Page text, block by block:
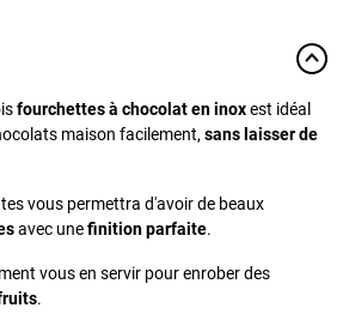
fourchettes à chocolat en inoxest idéal
maison facilement, sans laisser de
vous permettra d'avoir de beaux
avec unefinition parfaite.
vous en servir pour enrober des
.